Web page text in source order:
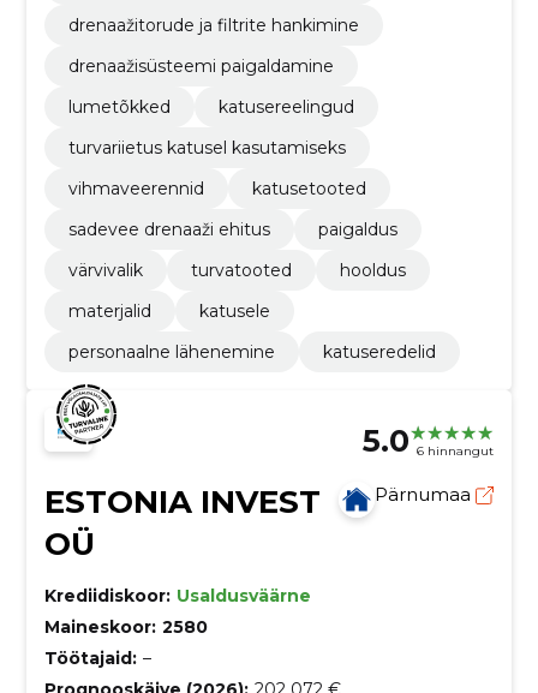
drenaažitorude ja filtrite hankimine
drenaažisüsteemi paigaldamine
lumetõkked
katusereelingud
turvariietus katusel kasutamiseks
vihmaveerennid
katusetooted
sadevee drenaaži ehitus
paigaldus
värvivalik
turvatooted
hooldus
materjalid
katusele
personaalne lähenemine
katuseredelid
5.0 6 hinnangut
ESTONIA INVEST
OÜ
Pärnumaa
Krediidiskoor: Usaldusväärne
Maineskoor: 2580
Töötajaid: –